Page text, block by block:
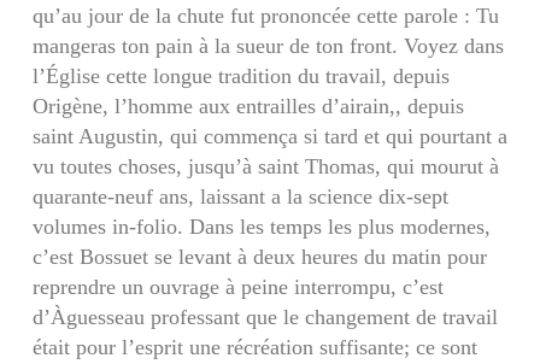
qu’au jour de la chute fut prononcée cette parole : Tu
mangeras ton pain à la sueur de ton front. Voyez dans
l’Église cette longue tradition du tra­vail, depuis
Origène, l’homme aux entrailles d’ai­rain,, depuis
saint Augustin, qui commença si tard et qui pourtant a
vu toutes choses, jusqu’à saint Thomas, qui mourut à
quarante-neuf ans, laissant a la science dix-sept
volumes in-folio. Dans les temps les plus modernes,
c’est Bossuet se levant à deux heures du matin pour
reprendre un ouvrage à peine interrompu, c’est
d’Àguesseau professant que le changement de travail
était pour l’esprit une récréation suffisante; ce sont